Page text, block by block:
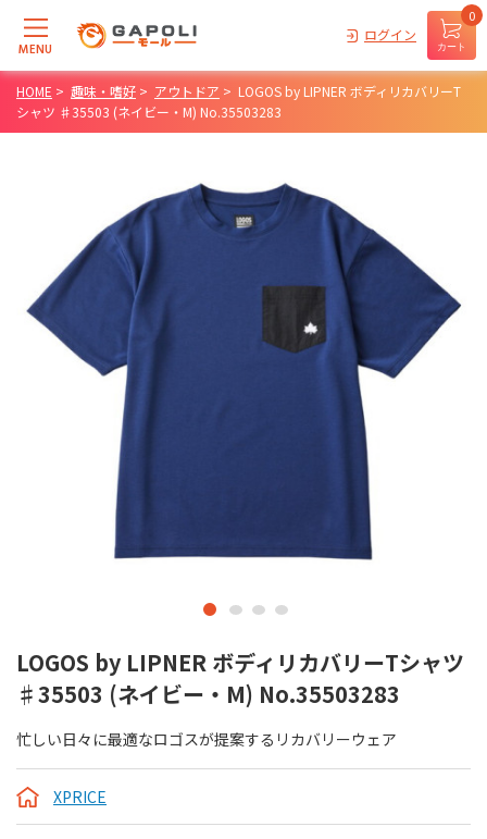
MENU
ログイン
カート
0
HOME > 趣味・嗜好 > アウトドア > LOGOS by LIPNER ボディリカバリーT
シャツ ♯35503 (ネイビー・M) No.35503283
LOGOS by LIPNER ボディリカバリーTシャツ
♯35503 (ネイビー・M) No.35503283
忙しい日々に最適なロゴスが提案するリカバリーウェア
XPRICE